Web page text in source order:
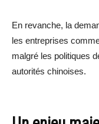
En revanche, la
les entreprises
malgré les politiques
autorités chinoises.